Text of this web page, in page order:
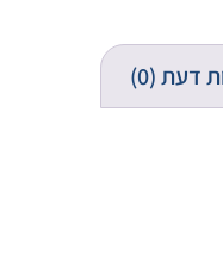
דעת (0)